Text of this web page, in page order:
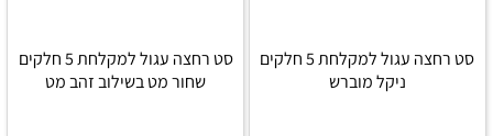
סט רחצה עגול למקלחת 5 חלקים
ניקל מוברש
סט רחצה עגול למקלחת 5 חלקים
שחור מט בשילוב זהב מט